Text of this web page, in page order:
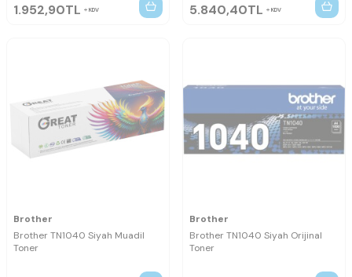
1.952,90TL KDV 5.840,40TL KDV
Brother
Brother TN1040 Siyah Muadil
Toner
Brother
Brother TN1040 Siyah Orijinal
Toner